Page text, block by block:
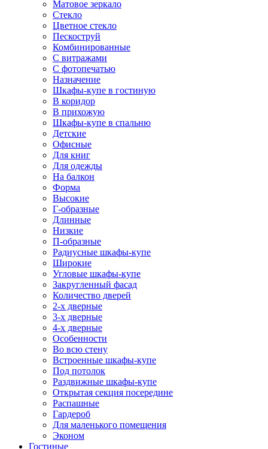
Матовое зеркало
Стекло
Цветное стекло
Пескоструй
Комбинированные
С витражами
С фотопечатью
Назначение
Шкафы-купе в гостиную
В коридор
В прихожую
Шкафы-купе в спальню
Детские
Офисные
Для книг
Для одежды
На балкон
Форма
Высокие
Г-образные
Длинные
Низкие
П-образные
Радиусные шкафы-купе
Широкие
Угловые шкафы-купе
Закругленный фасад
Количество дверей
2-х дверные
3-х дверные
4-х дверные
Особенности
Во всю стену
Встроенные шкафы-купе
Под потолок
Раздвижные шкафы-купе
Открытая секция посередине
Распашные
Гардероб
Для маленького помещения
Эконом
Гостиные